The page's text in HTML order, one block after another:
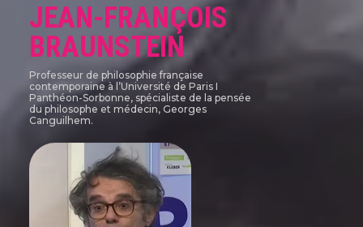
JEAN-FRANÇOIS
BRAUNSTEIN
Professeur de philosophie française
contemporaine à l’Université de Paris I
Panthéon-Sorbonne, spécialiste de la pensée
du philosophe et médecin, Georges
Canguilhem.